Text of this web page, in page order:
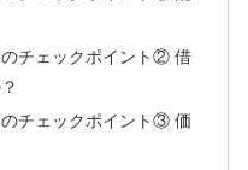
チェックポイント② 借
チェックポイント③ 価